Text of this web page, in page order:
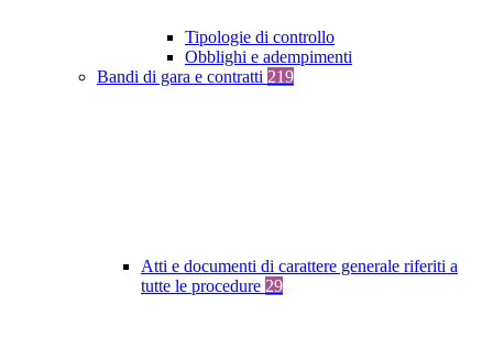
Tipologie di controllo
Obblighi e adempimenti
Bandi di gara e contratti 219
Atti e documenti di carattere generale riferiti a
tutte le procedure 29